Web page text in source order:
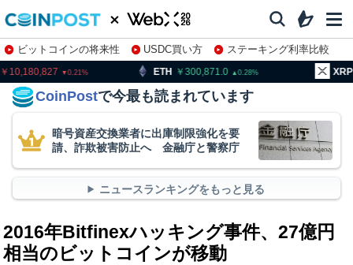
ビットコインの将来性 USDC買い方
ステーキング利率比較
株特集・関連銘柄
0.21 ETH 300,871.0 0.28 XRP
CoinPostで今最も読まれています
暗号資産交換業者に出庫制限強化を要
請、詐欺被害防止へ 金融庁と警察庁
ニュースランキングをもっと見る
2016年Bitfinexハッキング事件、27億円
相当のビットコインが移動